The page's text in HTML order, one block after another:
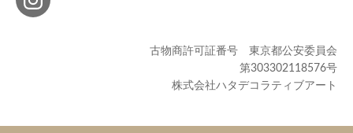
古物商許可証番号 東京都公安委員会
第303302118576号
株式会社ハタデコラティブアート